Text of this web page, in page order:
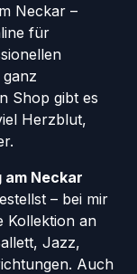
Neckar –
für
Shop gibt es
Herzblut,
Neckar
– bei mir
Kollektion an
Jazz,
Auch